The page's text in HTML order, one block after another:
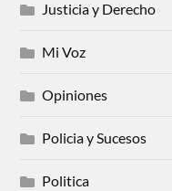
Justicia y Derecho
Mi Voz
Opiniones
Policia y Sucesos
Politica